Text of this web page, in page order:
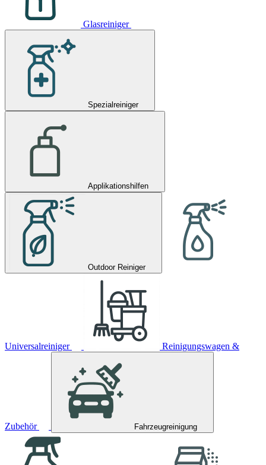
Glasreiniger
Spezialreiniger
Applikationshilfen
Outdoor Reiniger
Universalreiniger Reinigungswagen &
Zubehör Fahrzeugreinigung